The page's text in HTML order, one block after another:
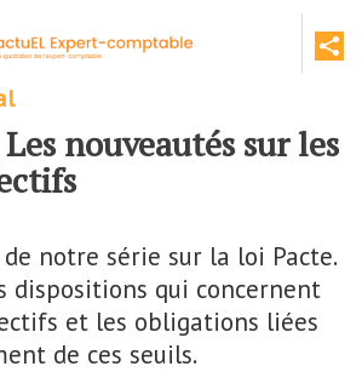
nouveautés sur les
notre série sur la loi Pacte.
dispositions qui concernent
et les obligations liées
de ces seuils.